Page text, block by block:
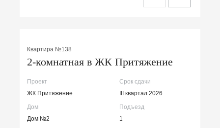
Квартира №138
2-комнатная в ЖК Притяжение
Проект
ЖК Притяжение
Срок сдачи
III квартал 2026
Дом
Дом №2
Подъезд
1